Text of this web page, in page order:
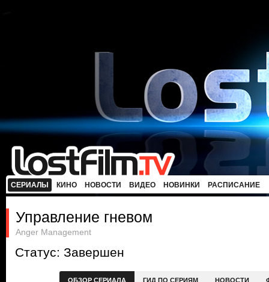
СЕРИАЛЫ КИНО НОВОСТИ ВИДЕО НОВИНКИ РАСПИСАНИЕ
Управление гневом
Anger Management
Статус: Завершен
ОБЗОР СЕРИАЛА ГИД ПО СЕРИЯМ НОВОСТИ